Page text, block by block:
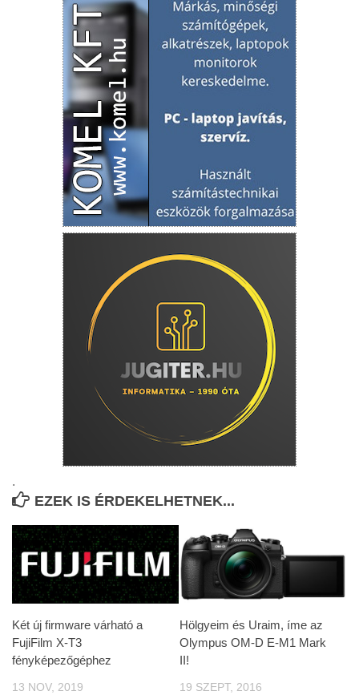
.
EZEK IS ÉRDEKELHETNEK...
Két új firmware várható a
FujiFilm X-T3
fényképezőgéphez
13 NOV, 2019
Hölgyeim és Uraim, íme az
Olympus OM-D E-M1 Mark
II!
19 SZEPT, 2016